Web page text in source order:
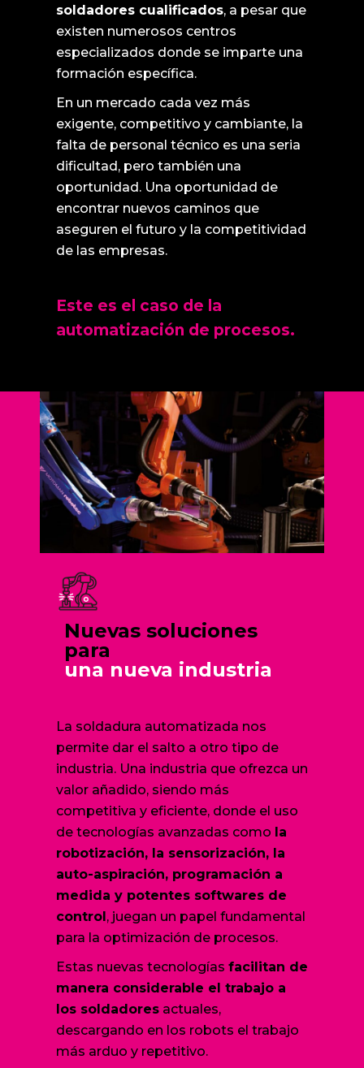
soldadores cualificados, a pesar que
existen numerosos centros
especializados donde se imparte una
formación específica.
En un mercado cada vez más
exigente, competitivo y cambiante, la
falta de personal técnico es una seria
dificultad, pero también una
oportunidad. Una oportunidad de
encontrar nuevos caminos que
aseguren el futuro y la competitividad
de las empresas.
Este es el caso de la
automatización de procesos.
Nuevas soluciones
para
una nueva industria
La soldadura automatizada nos
permite dar el salto a otro tipo de
industria. Una industria que ofrezca un
valor añadido, siendo más
competitiva y eficiente, donde el uso
de tecnologías avanzadas como la
robotización, la sensorización, la
auto-aspiración, programación a
medida y potentes softwares de
control, juegan un papel fundamental
para la optimización de procesos.
Estas nuevas tecnologías facilitan de
manera considerable el trabajo a
los soldadores actuales,
descargando en los robots el trabajo
más arduo y repetitivo.